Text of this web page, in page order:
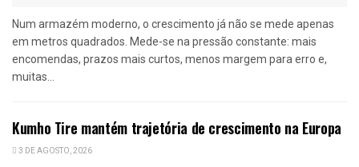
Num armazém moderno, o crescimento já não se mede apenas
em metros quadrados. Mede-se na pressão constante: mais
encomendas, prazos mais curtos, menos margem para erro e,
muitas...
Kumho Tire mantém trajetória de crescimento na Europa
3 DE AGOSTO, 2026